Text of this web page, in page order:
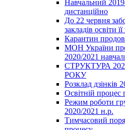
Навчальний
дистанційно
До 22 червня
закладів освіти
Карантин
МОН України
2020/2021
СТРУКТУРА
РОКУ
Розклад дзінків
Освітній процес
Режим роботи
2020/2021 н.р.
Тимчасовий